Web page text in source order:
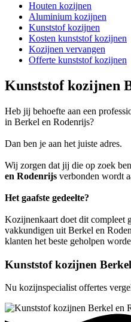
Houten kozijnen
Aluminium kozijnen
Kunststof kozijnen
Kosten kunststof kozijnen
Kozijnen vervangen
Offerte kunststof kozijnen
Kunststof kozijnen
Heb jij behoefte aan een
in Berkel en Rodenrijs?
Dan ben je aan het juiste adres.
Wij zorgen dat jij die op zoek
en Rodenrijs verbonden wordt
Het gaafste gedeelte?
Kozijnenkaart doet dit compleet
vakkundigen uit Berkel en
klanten het beste geholpen
Kunststof kozijnen
Nu kozijnspecialist offertes